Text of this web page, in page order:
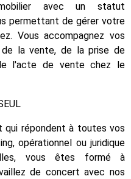
avec un statut
permettant de gérer votre
Vous accompagnez vos
la vente, de la prise de
l'acte de vente chez le
qui répondent à toutes vos
opérationnel ou juridique
vous êtes formé à
de concert avec nos